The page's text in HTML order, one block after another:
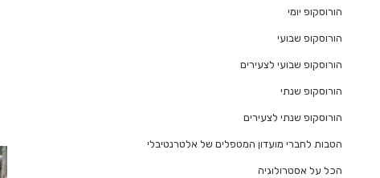
הורוסקופ יומי
הורוסקופ שבועי
הורוסקופ שבועי לצעירים
הורוסקופ שנתי
הורוסקופ שנתי לצעירים
הטבות לחברי מועדון המטפלים של אלטרנטיבלי
הכל על אסטרולוגיה